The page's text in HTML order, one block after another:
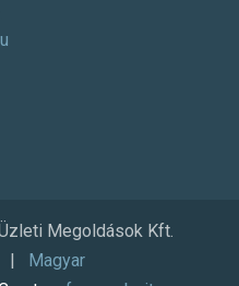
Megoldások Kft.
|
Magyar